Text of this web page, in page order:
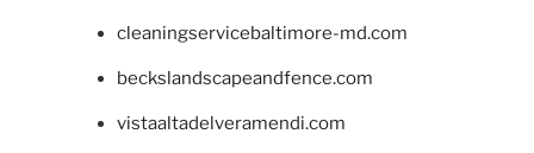
cleaningservicebaltimore-md.com
beckslandscapeandfence.com
vistaaltadelveramendi.com